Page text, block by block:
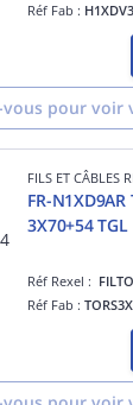
Réf Fab :
vous pour voir
FILS ET CÂBLES
FR-N1XD9AR
3X70+54 TGL
Réf Rexel :
Réf Fab :